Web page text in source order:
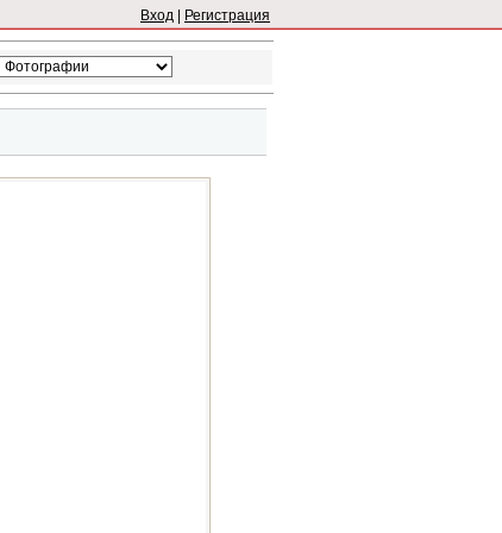
Вход Регистрация